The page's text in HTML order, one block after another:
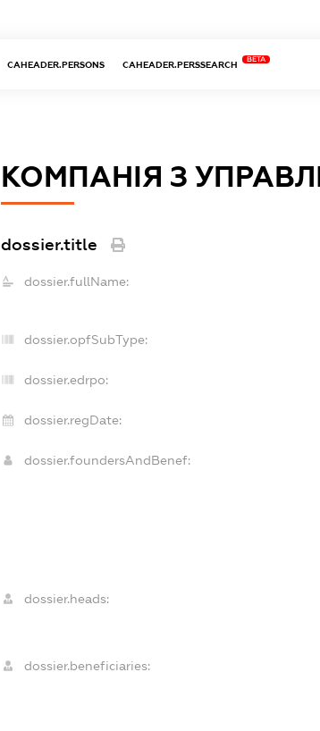
CAHEADER.PERSONS CAHEADER.PERSSEARCH
BETA
КОМПАНІЯ З
dossier.title
dossier.fullName:
dossier.opfSubType:
dossier.edrpo:
dossier.regDate:
dossier.foundersAndBenef:
dossier.heads:
dossier.beneficiaries: